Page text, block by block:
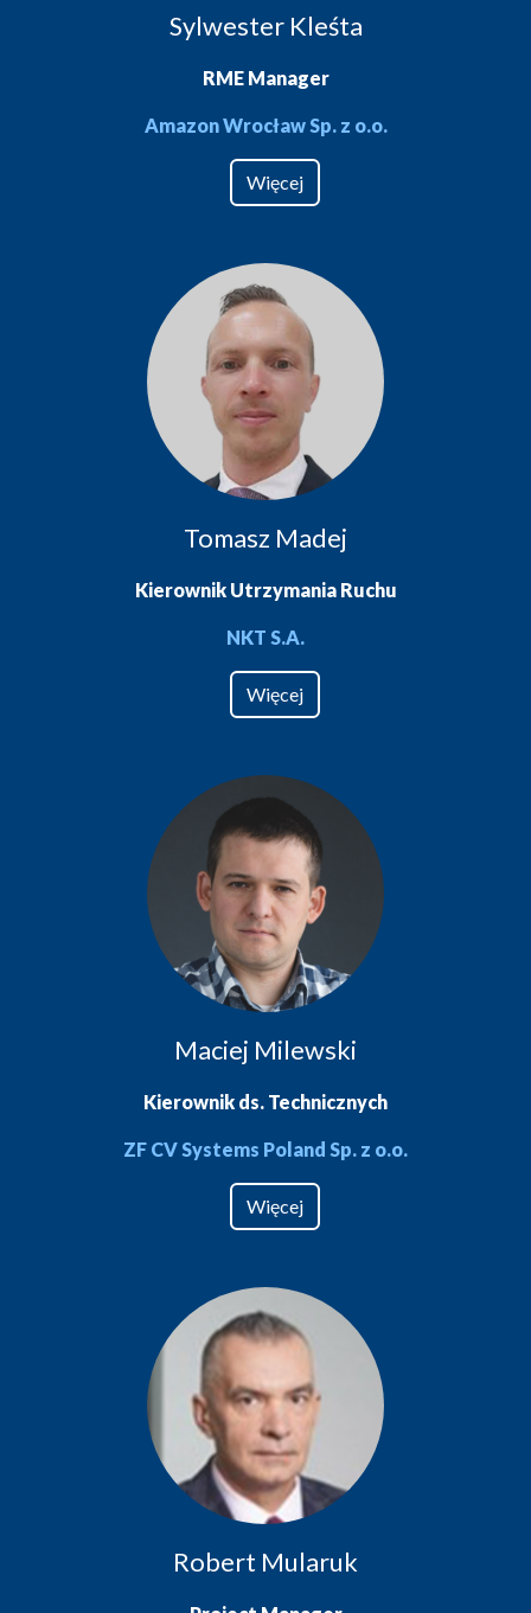
Sylwester Kleśta
RME Manager
Amazon Wrocław Sp. z o.o.
Więcej
Tomasz Madej
Kierownik Utrzymania Ruchu
NKT S.A.
Więcej
Maciej Milewski
Kierownik ds. Technicznych
ZF CV Systems Poland Sp. z o.o.
Więcej
Robert Mularuk